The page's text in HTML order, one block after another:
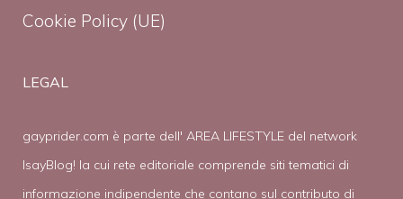
Cookie Policy (UE)
LEGAL
gayprider.com è parte dell' AREA LIFESTYLE del network
IsayBlog! la cui rete editoriale comprende siti tematici di
informazione indipendente che contano sul contributo di